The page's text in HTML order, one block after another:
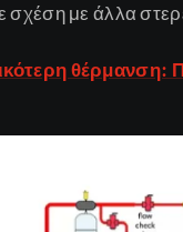
σχέση με άλλα
θέρμανση: